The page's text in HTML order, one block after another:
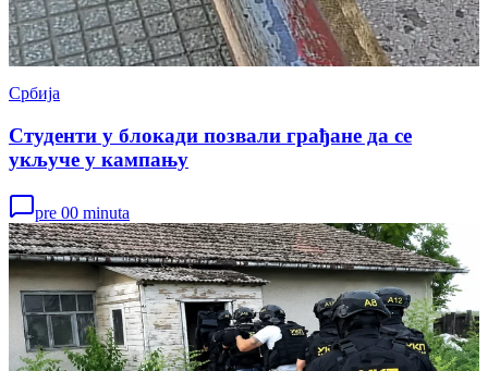
Србија
Студенти у блокади позвали грађане да се
укључе у кампању
pre 00 minuta